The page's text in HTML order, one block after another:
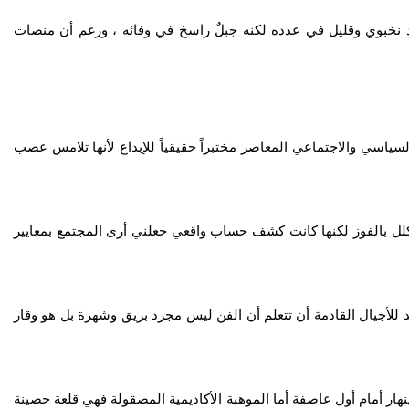
نخبوي وقليل في عدده لكنه جبلٌ راسخ في وفائه ، ورغم أن منصات
والاجتماعي المعاصر مختبراً حقيقياً للإبداع لأنها تلامس عصب
بالفوز لكنها كانت كشف حساب واقعي ‏جعلني أرى المجتمع بمعايير
القادمة أن تتعلم أن الفن ليس مجرد بريق وشهرة بل هو وقار
أمام أول عاصفة أما الموهبة الأكاديمية المصقولة فهي قلعة حصينة